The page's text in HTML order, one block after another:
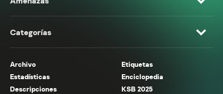
Categorías
Archivo
Etiquetas
Estadísticas
Enciclopedia
Descripciones
KSB 2025